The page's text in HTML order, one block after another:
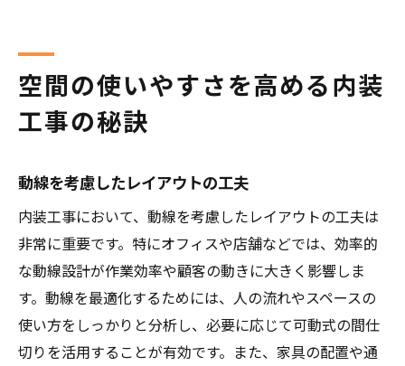
空間の使いやすさを高める内装
工事の秘訣
動線を考慮したレイアウトの工夫
内装工事において、動線を考慮したレイアウトの工夫は
非常に重要です。特にオフィスや店舗などでは、効率的
な動線設計が作業効率や顧客の動きに大きく影響しま
す。動線を最適化するためには、人の流れやスペースの
使い方をしっかりと分析し、必要に応じて可動式の間仕
切りを活用することが有効です。また、家具の配置や通